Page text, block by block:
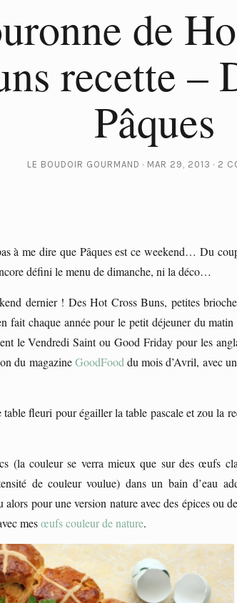
de
recette –
Pâques
LE BOUDOIR GOURMAND MAR 29, 2013 2
à me dire que Pâques est ce weekend… Du
défini le menu de dimanche, ni la déco…
dernier ! Des Hot Cross Buns, petites
fait chaque année pour le petit déjeuner du matin
le Vendredi Saint ou Good Friday pour les
du magazineGoodFood du mois d’Avril, avec
fleuri pour égailler la table pascale et zou la
(la couleur se verra mieux que sur des œufs
de couleur voulue) dans un bain d’eau
pour une version nature avec des épices ou
mesœufs couleur de nature.